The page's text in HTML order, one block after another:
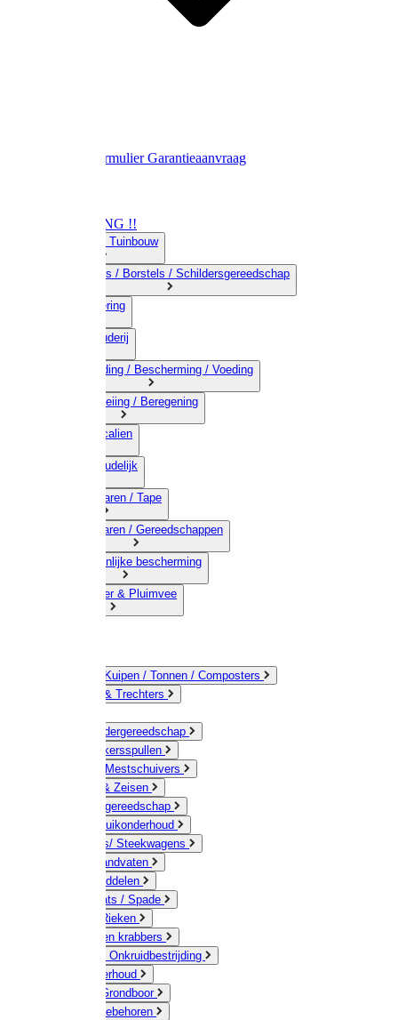
RetourformulierGarantieaanvraag
OPRUIMING !!
01) Land-& Tuinbouw
02) Bezems / Borstels / Schildersgereedschap
03) Afrastering
04) Veehouderij
05) Bestrijding / Bescherming / Voeding
06) Besproeiing / Beregening
07) Chemicalien
08) Huishoudelijk
09) Touwwaren / Tape
10) IJzerwaren / Gereedschappen
11) Persoonlijke bescherming
12) Kleindier & Pluimvee
Emmers / Kuipen / Tonnen / Composters
Jerrycans & Trechters
Hand-/ Kindergereedschap
Stratenmakersspullen
Sneeuw- / Mestschuivers
Baggeren & Zeisen
Elektrisch gereedschap
Boom / Struikonderhoud
Kruiwagens/ Steekwagens
Stelen / Handvaten
Tuinhulpmiddelen
Schop / Bats / Spade
Vorken & Rieken
Cultivator en krabbers
Schoffels / Onkruidbestrijding
Gazononderhoud
Hamers / Grondboor
Sledes / toebehoren